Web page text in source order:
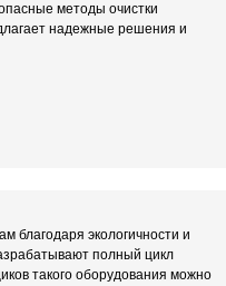
методы очистки
надежные решения и
благодаря экологичности и
полный цикл
такого оборудования можно